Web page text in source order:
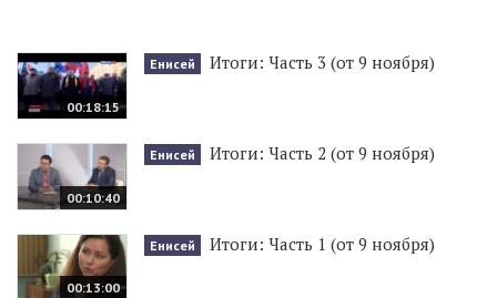
00:18:15
Енисей Итоги: Часть 3 (от 9 ноября)
00:10:40
Енисей Итоги: Часть 2 (от 9 ноября)
00:13:00
Енисей Итоги: Часть 1 (от 9 ноября)